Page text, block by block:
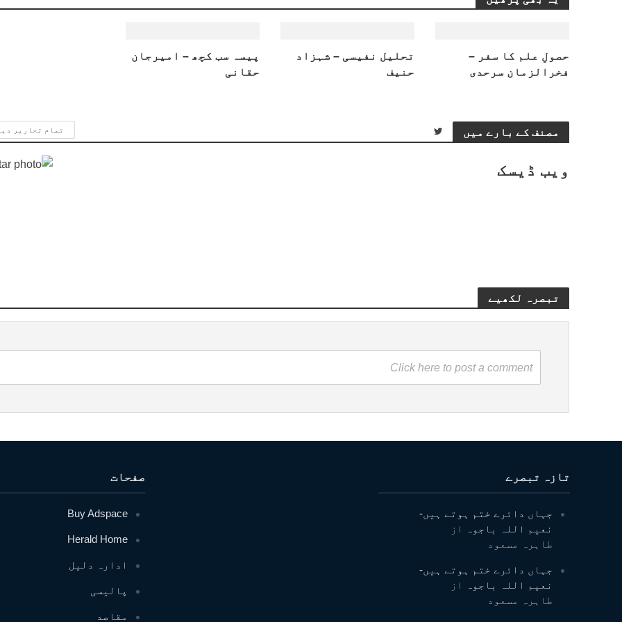
حصولِ علم کا سفر –
فخرالزمان سرحدی
تحلیل نفیسی – شہزاد
حنیف
پیسہ سب کچھ – امیرجان
حقانی
مصنف کے بارے میں تمام تحاریر
ویب ڈیسک
تبصرہ لکھیے
Click here to post a comment
صفحات
Buy Adspace
Herald Home
ادارہ دلیل
پالیسی
مقاصد
تازہ تبصرے
جہاں دائرے ختم ہوتے ہیں-
نعیم اللہ باجوہ
از
طاہرہ مسعود
جہاں دائرے ختم ہوتے ہیں-
نعیم اللہ باجوہ
از
طاہرہ مسعود